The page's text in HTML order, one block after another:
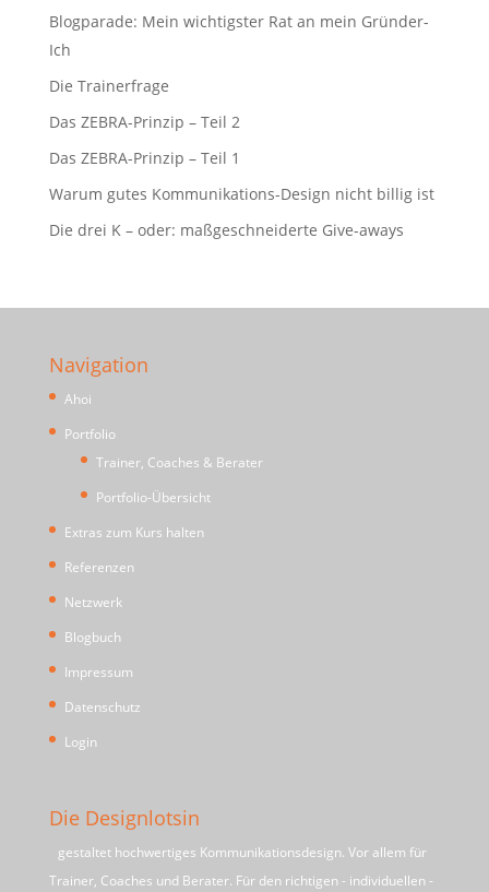
Blogparade: Mein wichtigster Rat an mein Gründer-
Ich
Die Trainerfrage
Das ZEBRA-Prinzip – Teil 2
Das ZEBRA-Prinzip – Teil 1
Warum gutes Kommunikations-Design nicht billig ist
Die drei K – oder: maßgeschneiderte Give-aways
Navigation
Ahoi
Portfolio
Trainer, Coaches & Berater
Portfolio-Übersicht
Extras zum Kurs halten
Referenzen
Netzwerk
Blogbuch
Impressum
Datenschutz
Login
Die Designlotsin
gestaltet hochwertiges Kommunikationsdesign. Vor allem für
Trainer, Coaches und Berater. Für den richtigen - individuellen -